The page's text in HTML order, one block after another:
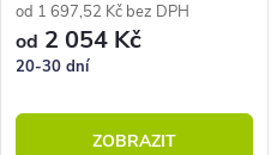
od 1 697,52 Kč bez DPH
od 2 054 Kč
20-30 dní
ZOBRAZIT